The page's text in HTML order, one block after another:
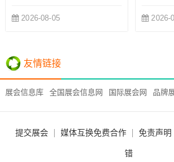
2026-08-05 2026-
友情链接
展会信息库 全国展会信息网 国际展会网 品牌
提交展会 媒体互换免费合作 免责声明
错